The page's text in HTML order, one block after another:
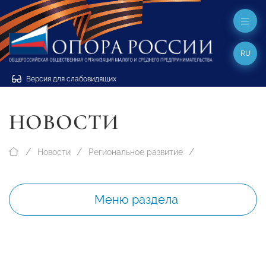
Версия для слабовидящих
RU
НОВОСТИ
Новости Региональное развитие
Меню раздела